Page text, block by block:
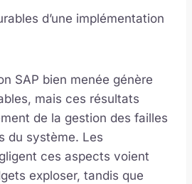
d’une implémentation
SAP bien menée génère
mais ces résultats
de la gestion des failles
du système. Les
ces aspects voient
exploser, tandis que